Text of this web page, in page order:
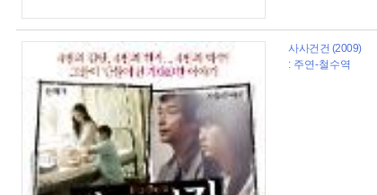
사사건건 (2009)
: 주연-철수역